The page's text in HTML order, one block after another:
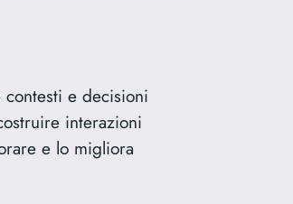
e decisioni
interazioni
e lo migliora